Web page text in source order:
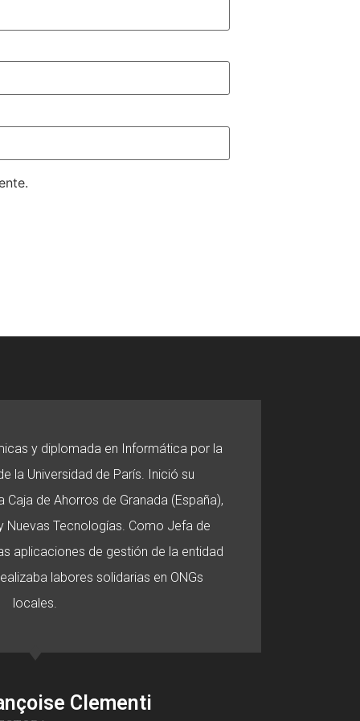
y diplomada en Informática por la
la Universidad de París. Inició su
de Ahorros de Granada (España),
Nuevas Tecnologías. Como Jefa de
aplicaciones de gestión de la entidad
labores solidarias en ONGs
locales.
Clementi